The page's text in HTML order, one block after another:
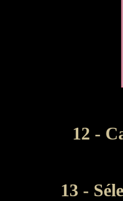
12 -
13 -